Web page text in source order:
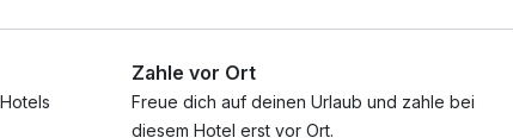
Infrarotkabine
Vergünstigungen, Angeboten
Zahle vor Ort
Freue dich auf deinen Urlaub und zahle bei
diesem Hotel erst vor Ort.